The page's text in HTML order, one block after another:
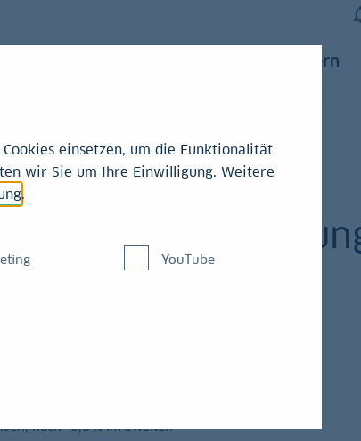
Konzern
nach -0,3 % im zweiten
einsetzen, um die Funktionalität
wir Sie um Ihre Einwilligung. Weitere
.
YouTube